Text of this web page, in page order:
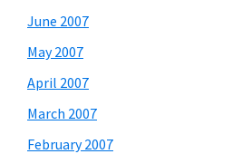
June 2007
May 2007
April 2007
March 2007
February 2007